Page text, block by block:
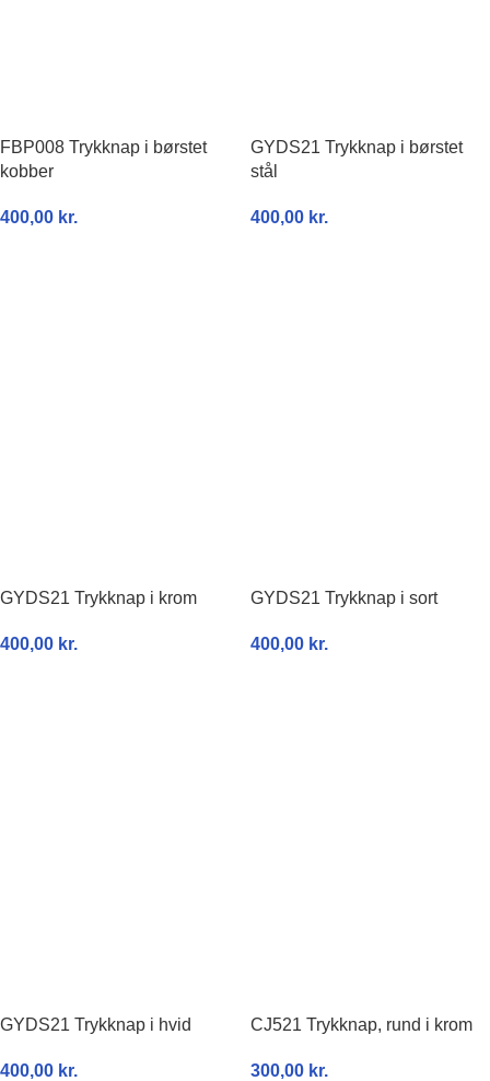
FBP008 Trykknap i børstet
kobber
400,00 kr.
GYDS21 Trykknap i børstet
stål
400,00 kr.
GYDS21 Trykknap i krom
400,00 kr.
GYDS21 Trykknap i sort
400,00 kr.
GYDS21 Trykknap i hvid
400,00 kr.
CJ521 Trykknap, rund i krom
300,00 kr.